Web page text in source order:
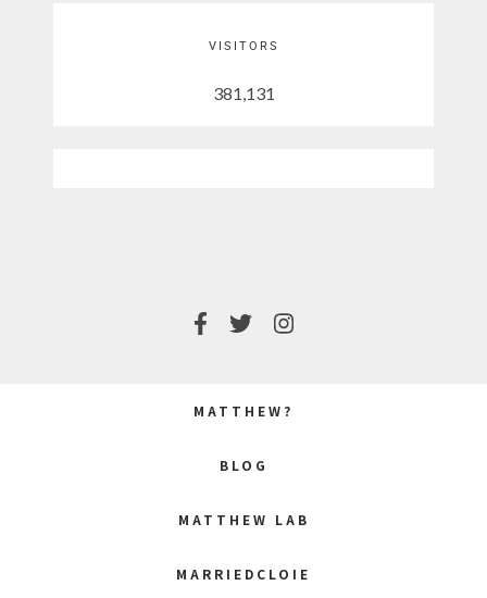
VISITORS
381,131
MATTHEW?
BLOG
MATTHEW LAB
MARRIEDCLOIE